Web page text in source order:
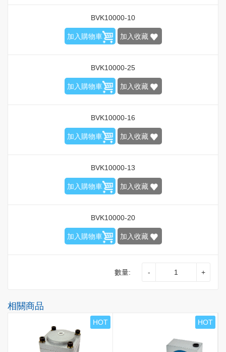
BVK10000-10
加入購物車 加入收藏
BVK10000-25
加入購物車 加入收藏
BVK10000-16
加入購物車 加入收藏
BVK10000-13
加入購物車 加入收藏
BVK10000-20
加入購物車 加入收藏
數量: - +
相關商品
HOT HOT